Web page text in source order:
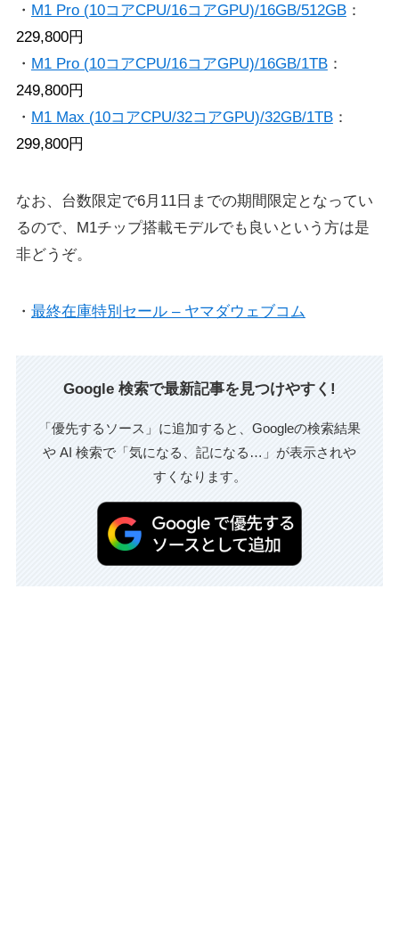
・ M1 Pro (10コアCPU/16コアGPU)/16GB/512GB：
229,800円
・ M1 Pro (10コアCPU/16コアGPU)/16GB/1TB：
249,800円
・ M1 Max (10コアCPU/32コアGPU)/32GB/1TB：
299,800円
なお、台数限定で6月11日までの期間限定となってい
るので、M1チップ搭載モデルでも良いという方は是
非どうぞ。
・ 最終在庫特別セール – ヤマダウェブコム
Google 検索で最新記事を見つけやすく!
「優先するソース」に追加すると、Googleの検索結果
や AI 検索で「気になる、記になる…」が表示されや
すくなります。